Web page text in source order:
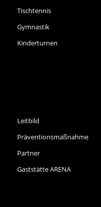
Tischtennis
Gymnastik
Kinderturnen
Leitbild
Präventionsmaßnahme
Partner
Gaststätte ARENA